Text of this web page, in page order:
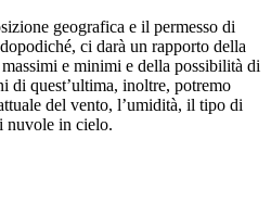
geografica e il permesso di
ci darà un rapporto della
e minimi e della possibilità di
di quest’ultima, inoltre, potremo
del vento, l’umidità, il tipo di
nuvole in cielo.